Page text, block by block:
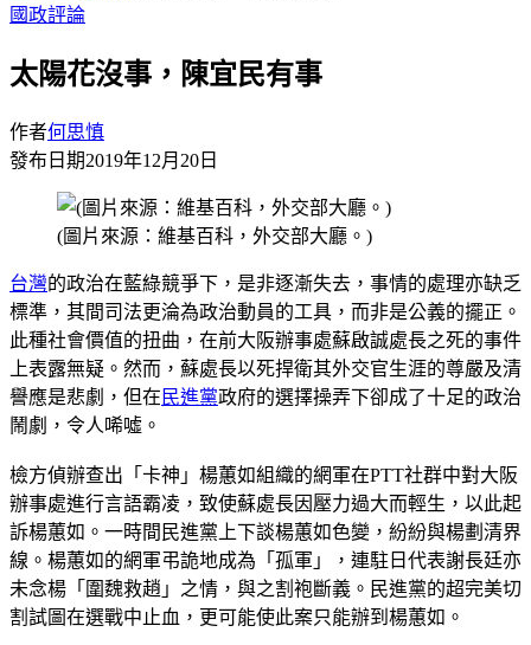
國政評論
太陽花沒事，陳宜民有事
作者何思慎
發布日期2019年12月20日
(圖片來源：維基百科，外交部大廳。)
台灣的政治在藍綠競爭下，是非逐漸失去，事情的處理亦缺乏
標準，其間司法更淪為政治動員的工具，而非是公義的擺正。
此種社會價值的扭曲，在前大阪辦事處蘇啟誠處長之死的事件
上表露無疑。然而，蘇處長以死捍衛其外交官生涯的尊嚴及清
譽應是悲劇，但在 民進黨政府的選擇操弄下卻成了十足的政治
鬧劇，令人唏噓。
檢方偵辦查出「卡神」楊蕙如組織的網軍在PTT社群中對大阪
辦事處進行言語霸凌，致使蘇處長因壓力過大而輕生，以此起
訴楊蕙如。一時間民進黨上下談楊蕙如色變，紛紛與楊劃清界
線。楊蕙如的網軍弔詭地成為「孤軍」，連駐日代表謝長廷亦
未念楊「圍魏救趙」之情，與之割袍斷義。民進黨的超完美切
割試圖在選戰中止血，更可能使此案只能辦到楊蕙如。